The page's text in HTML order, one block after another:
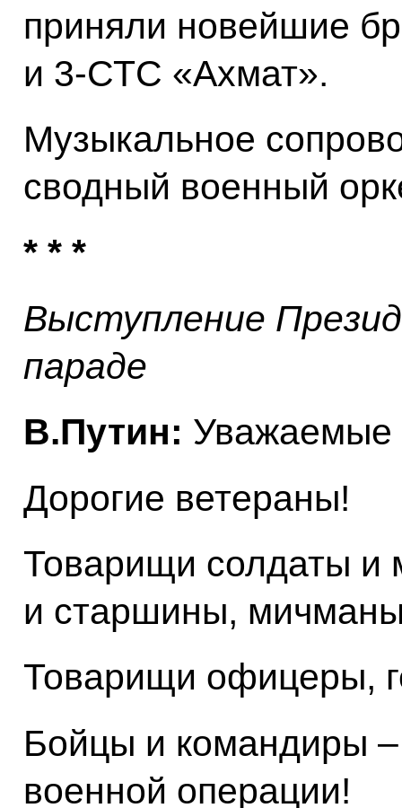
приняли новейшие
и 3-СТС «Ахмат».
Музыкальное
сводный военный
* * *
Выступление
параде
В.Путин: Уважаемые
Дорогие ветераны!
Товарищи солдаты и
и старшины,
Товарищи офицеры,
Бойцы и командиры –
военной операции!